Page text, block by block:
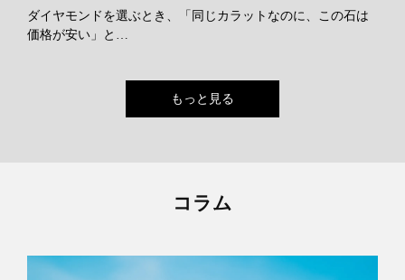
ダイヤモンドを選ぶとき、「同じカラットなのに、この石は
価格が安い」と…
もっと見る
コラム